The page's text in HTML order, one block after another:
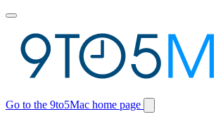
Toggle
menu
Go to the 9to5Mac home page
Switch